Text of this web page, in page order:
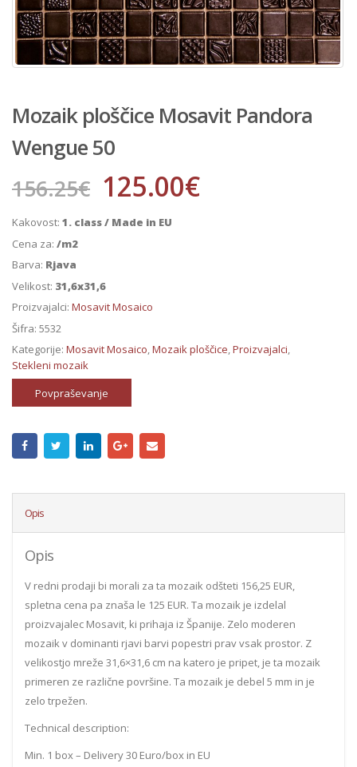
Mozaik ploščice Mosavit Pandora
Wengue 50
156.25€ 125.00€
Kakovost: 1. class / Made in EU
Cena za: /m2
Barva: Rjava
Velikost: 31,6x31,6
Proizvajalci: Mosavit Mosaico
Šifra: 5532
Kategorije: Mosavit Mosaico,Mozaik ploščice,Proizvajalci,
Stekleni mozaik
Povpraševanje
Opis
Opis
V redni prodaji bi morali za ta mozaik odšteti 156,25 EUR,
spletna cena pa znaša le 125 EUR. Ta mozaik je izdelal
proizvajalec Mosavit, ki prihaja iz Španije. Zelo moderen
mozaik v dominanti rjavi barvi popestri prav vsak prostor. Z
velikostjo mreže 31,6×31,6 cm na katero je pripet, je ta mozaik
primeren ze različne površine. Ta mozaik je debel 5 mm in je
zelo trpežen.
Technical description:
Min. 1 box – Delivery 30 Euro/box in EU